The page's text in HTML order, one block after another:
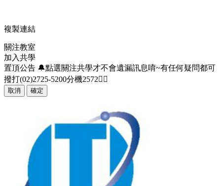
複製連結
關注教室
加入共學
置頂公告 🔔點選關注共學才不會遺漏訊息唷~有任何疑問都可
撥打(02)2725-5200分機2572🧚‍♀️
取消 確定